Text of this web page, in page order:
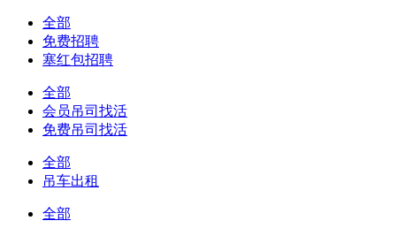
全部
免费招聘
塞红包招聘
全部
会员吊司找活
免费吊司找活
全部
吊车出租
全部